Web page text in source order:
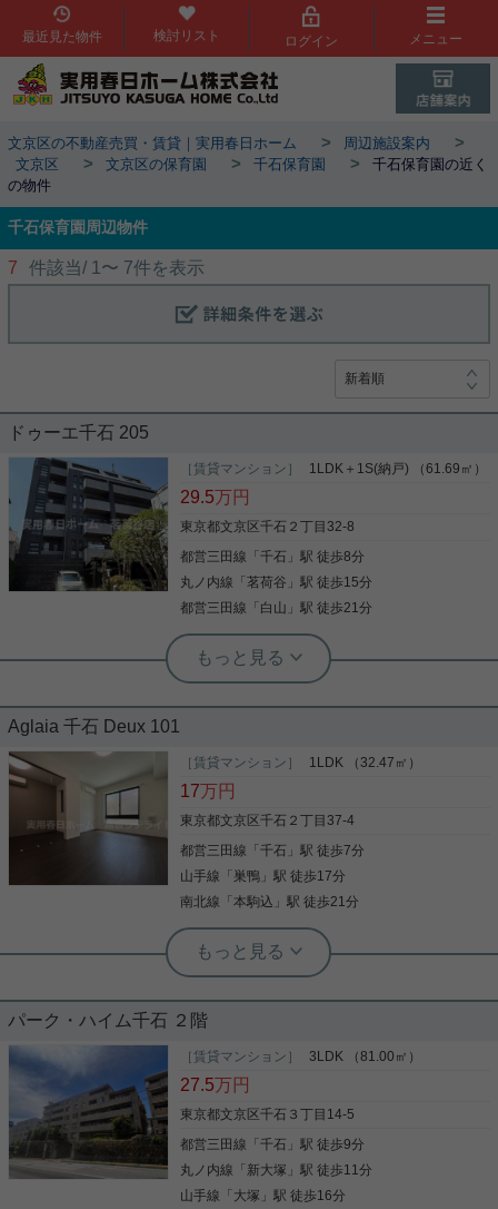
最近見た物件 検討リスト ログイン メニュー
文京区の不動産売買・賃貸｜実用春日ホーム > 周辺施設案内 >
文京区 > 文京区の保育園 > 千石保育園 >
千石保育園の近く
の物件
千石保育園周辺物件
7 件該当/ 1 〜 7件を表示
ドゥーエ千石 205
［賃貸マンション］ 1LDK＋1S(納戸) （61.69㎡）
29.5万円
東京都文京区千石２丁目32-8
都営三田線 「千石 」駅 徒歩8分
丸ノ内線 「茗荷谷 」駅 徒歩15分
都営三田線 「 白山 」駅 徒歩21分
実用春日ホーム 茗荷谷店 堀田枝里
リノベーション済み☆1SLDK、角部屋
部屋！ リビングには床暖房、全部屋エアコン等、 室
内設備は整っております！ 2025年8月末にリノベー
ション済み☆ リビングの窓が大きく、開放感のある
お部屋です！ お気軽にお問い合わせくださいませ！
ーム株式会社 茗荷谷店 TEL：03-6902-5021
Aglaia 千石 Deux 101
［賃貸マンション］ 1LDK （32.47㎡）
17万円
東京都文京区千石２丁目37-4
都営三田線 「千石 」駅 徒歩7分
山手線 「 巣鴨 」駅 徒歩17分
南北線 「本駒込 」駅 徒歩21分
実用春日ホーム 富坂サテライト デヘスースパトリシオ恒樹
☆千石駅最寄りの新築物件！フリーレ
な32㎡☆ 余裕のある1人暮らしもできます！ 7月中
も申し込みにつきフリーレントが2ヶ月です☆
写真(9)
詳細を見る
パーク・ハイム千石 ２階
［賃貸マンション］ 3LDK （81.00㎡）
27.5万円
東京都文京区千石３丁目14-5
都営三田線 「千石 」駅 徒歩9分
丸ノ内線 「 新大塚 」駅 徒歩11分
山手線 「 大塚 」駅 徒歩16分